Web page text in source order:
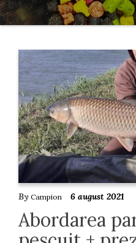
By Campion 6 august 2021
Abordarea